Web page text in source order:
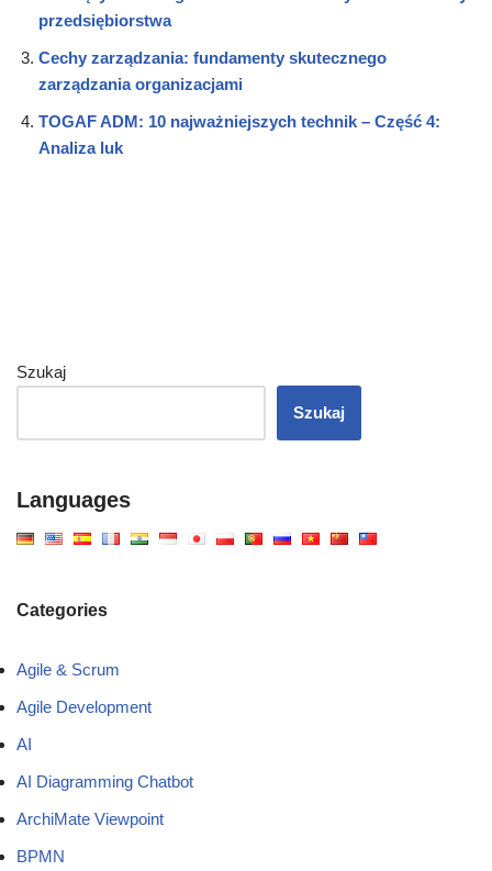
przedsiębiorstwa
Cechy zarządzania: fundamenty skutecznego
zarządzania organizacjami
TOGAF ADM: 10 najważniejszych technik – Część 4:
Analiza luk
Szukaj
Szukaj
Languages
Categories
Agile & Scrum
Agile Development
AI
AI Diagramming Chatbot
ArchiMate Viewpoint
BPMN